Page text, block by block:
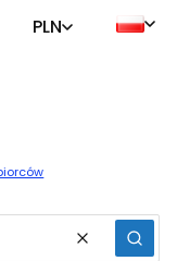
PLN
Wyczyść